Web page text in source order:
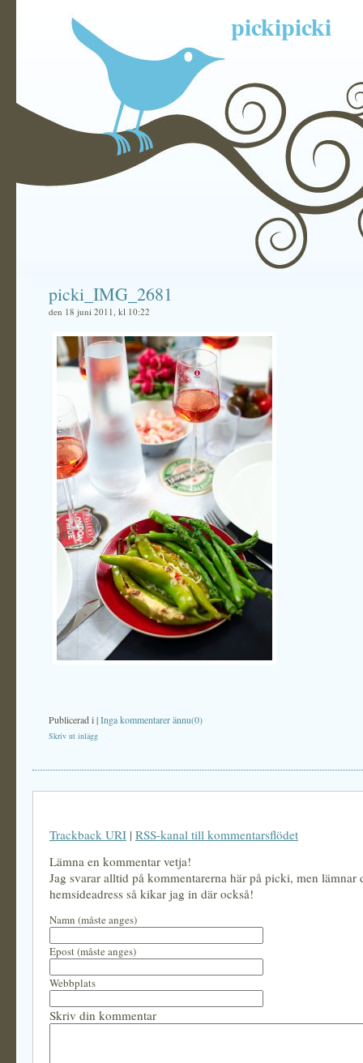
pickipicki
picki_IMG_2681
den 18 juni 2011, kl 10:22
Publicerad i|Inga kommentarer ännu(0)
Skriv ut inlägg
Trackback URI | RSS-kanal till kommentarsflödet
Lämna en kommentar vetja!
Jag svarar alltid på kommentarerna här på picki, men lämnar
hemsideadress så kikar jag in där också!
Namn (måste anges)
Epost (måste anges)
Webbplats
Skriv din kommentar